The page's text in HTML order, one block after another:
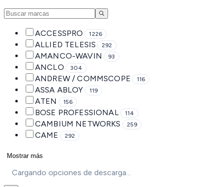
ACCESSPRO 1226
ALLIED TELESIS 292
AMANCO-WAVIN 93
ANCLO 304
ANDREW / COMMSCOPE 116
ASSA ABLOY 119
ATEN 156
BOSE PROFESSIONAL 114
CAMBIUM NETWORKS 259
CAME 292
Mostrar más
Cargando opciones de descarga...